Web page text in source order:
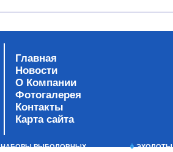
Главная
Новости
О Компании
Фотогалерея
Контакты
Карта сайта
НАБОРЫ РЫБОЛОВНЫХ
ЭХОЛОТЫ